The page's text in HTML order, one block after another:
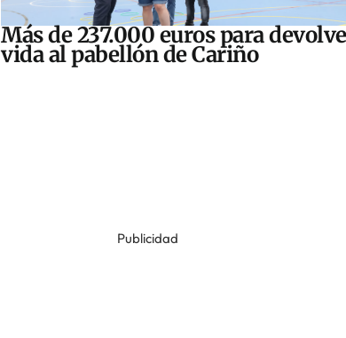
Más de 237.000 euros para
vida al pabellón de Cariño
Publicidad